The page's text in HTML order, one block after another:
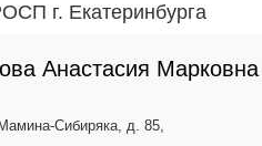
г. Екатеринбурга
Анастасия Марковна
Сибиряка, д. 85,